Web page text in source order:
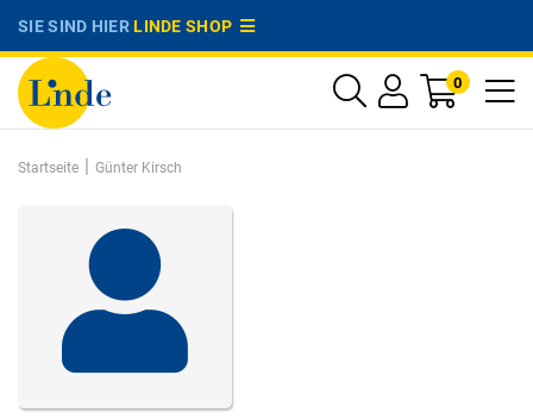
SIE SIND HIERLINDE SHOP
0
Startseite | Günter Kirsch